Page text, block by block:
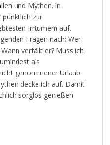
und Mythen. In
pünktlich zur
Irrtümern auf.
Fragen nach: Wer
verfällt er? Muss ich
als
genommener Urlaub
decke ich auf. Damit
sorglos genießen